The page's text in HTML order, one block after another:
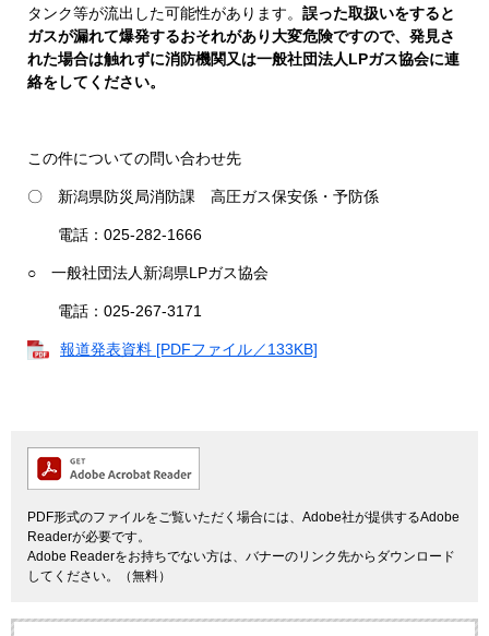
タンク等が流出した可能性があります。 誤った取扱いをすると
ガスが漏れて爆発するおそれがあり大変危険ですので、発見さ
れた場合は触れずに消防機関又は一般社団法人LP​ガス協会に連
絡をしてください。
この件についての問い合わせ先
〇 新潟県防災局消防課 高圧ガス保安係・予防係
電話：025-282-1666
○ 一般社団法人新潟県LPガス協会
電話：025-267-3171
報道発表資料 [PDFファイル／133KB]
PDF形式のファイルをご覧いただく場合には、Adobe社が提供するAdobe
Readerが必要です。
Adobe Readerをお持ちでない方は、バナーのリンク先からダウンロード
してください。（無料）